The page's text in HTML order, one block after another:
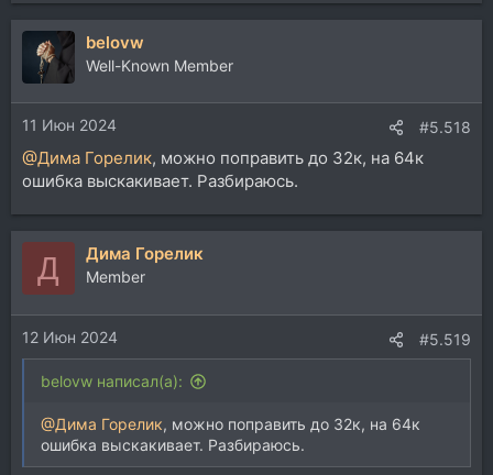
belovw
Well-Known Member
11 Июн 2024 #5.518
@Дима Горелик, можно поправить до 32к, на 64к
ошибка выскакивает. Разбираюсь.
Д Дима Горелик
Member
12 Июн 2024 #5.519
belovw написал(а):
@Дима Горелик, можно поправить до 32к, на 64к
ошибка выскакивает. Разбираюсь.